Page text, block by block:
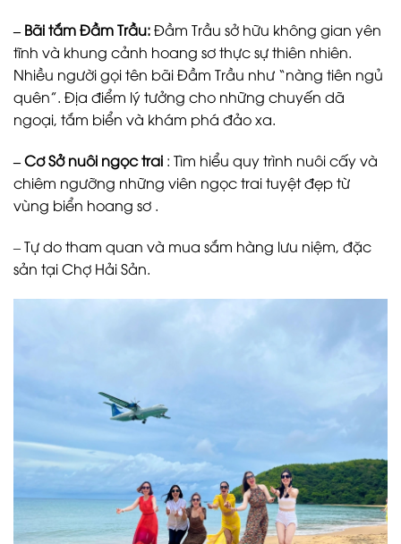
–Bãi tắm Đầm Trầu:Đầm Trầu sở hữu không gian yên
tĩnh và khung cảnh hoang sơ thực sự thiên nhiên.
Nhiều người gọi tên bãi Đầm Trầu như “nàng tiên ngủ
quên”. Địa điểm lý tưởng cho những chuyến dã
ngoại, tắm biển và khám phá đảo xa.
– Cơ Sở nuôi ngọc trai : Tìm hiểu quy trình nuôi cấy và
chiêm ngưỡng những viên ngọc trai tuyệt đẹp từ
vùng biển hoang sơ .
– Tự do tham quan và mua sắm hàng lưu niệm, đặc
sản tại Chợ Hải Sản.